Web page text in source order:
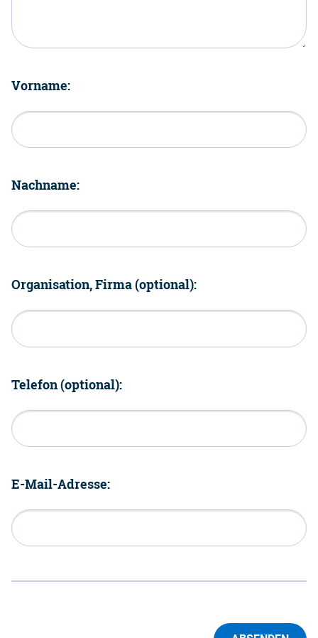
Vorname:
Nachname:
Organisation, Firma (optional):
Telefon (optional):
E-Mail-Adresse: